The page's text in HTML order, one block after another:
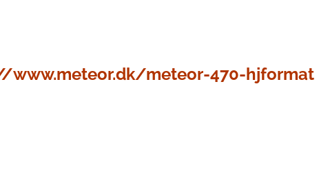
www.meteor.dk/meteor-470-hjformat